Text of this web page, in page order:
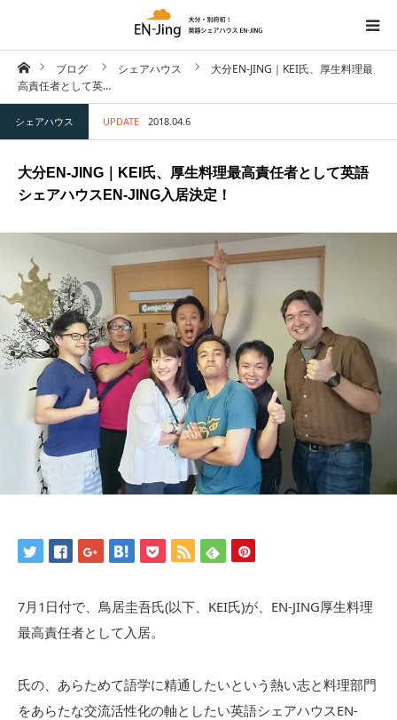
ホームブログ シェアハウス
大分EN-JING｜KEI氏、厚生料理最
高責任者として英…
シェアハウス UPDATE 2018.04.6
大分EN-JING｜KEI氏、厚生料理最高責任者として英語
シェアハウスEN-JING入居決定！
7月1日付で、鳥居圭吾氏(以下、KEI氏)が、EN-JING厚生料理
最高責任者として入居。
氏の、あらためて語学に精通したいという熱い志と料理部門
をあらたな交流活性化の軸としたい英語シェアハウスEN-
HOME
空室・物件情報
英語学習ブログ
Facebook
お問い合わせ
ENGLISH